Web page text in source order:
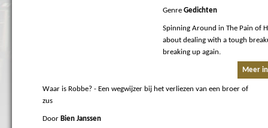
Genre Gedichten
Spinning Around in The Pain of
about dealing with a tough
breaking up again.
Meer
Waar is Robbe? - Een wegwijzer bij het verliezen van een broer of
zus
Door Bien Janssen